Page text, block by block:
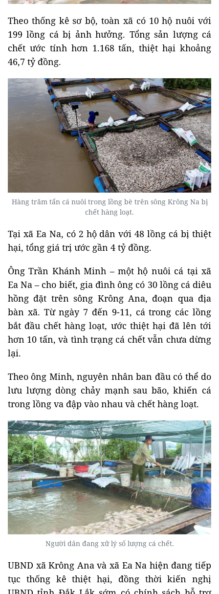
Theo thống kê sơ bộ, toàn xã có 10 hộ nuôi với
199 lồng cá bị ảnh hưởng. Tổng sản lượng cá
chết ước tính hơn 1.168 tấn, thiệt hại khoảng
46,7 tỷ đồng.
Hàng trăm tấn cá nuôi trong lồng bè trên sông Krông Na bị
chết hàng loạt.
Tại xã Ea Na, có 2 hộ dân với 48 lồng cá bị thiệt
hại, tổng giá trị ước gần 4 tỷ đồng.
Ông Trần Khánh Minh – một hộ nuôi cá tại xã
Ea Na – cho biết, gia đình ông có 30 lồng cá diêu
hồng đặt trên sông Krông Ana, đoạn qua địa
bàn xã. Từ ngày 7 đến 9-11, cá trong các lồng
bắt đầu chết hàng loạt, ước thiệt hại đã lên tới
hơn 10 tấn, và tình trạng cá chết vẫn chưa dừng
lại.
Theo ông Minh, nguyên nhân ban đầu có thể do
lưu lượng dòng chảy mạnh sau bão, khiến cá
trong lồng va đập vào nhau và chết hàng loạt.
Người dân đang xử lý số lượng cá chết.
UBND xã Krông Ana và xã Ea Na hiện đang tiếp
tục thống kê thiệt hại, đồng thời kiến nghị